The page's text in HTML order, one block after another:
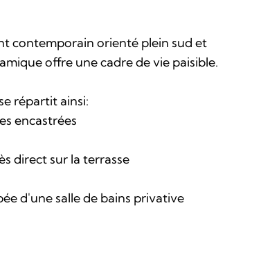
contemporain orienté plein sud et
offre une cadre de vie paisible.
répartit ainsi:
encastrées
direct sur la terrasse
d'une salle de bains privative